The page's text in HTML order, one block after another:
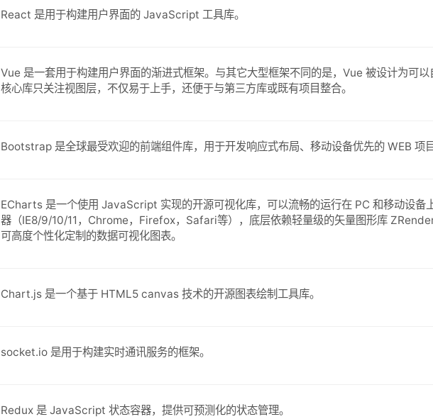
React 是用于构建用户界面的 JavaScript 工具库。
Vue 是一套用于构建用户界面的渐进式框架。与其它大型框架不同的是，Vue 被设计为可
核心库只关注视图层，不仅易于上手，还便于与第三方库或既有项目整合。
Bootstrap 是全球最受欢迎的前端组件库，用于开发响应式布局、移动设备优先的 WEB 项目
ECharts 是一个使用 JavaScript 实现的开源可视化库，可以流畅的运行在 PC 和移动设备
器（IE8/9/10/11，Chrome，Firefox，Safari等），底层依赖轻量级的矢量图形库 ZRender
可高度个性化定制的数据可视化图表。
Chart.js 是一个基于 HTML5 canvas 技术的开源图表绘制工具库。
socket.io 是用于构建实时通讯服务的框架。
Redux 是 JavaScript 状态容器，提供可预测化的状态管理。